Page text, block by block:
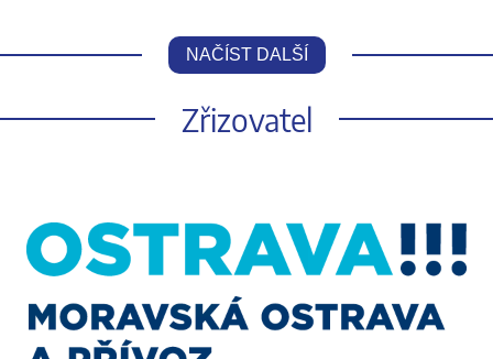
NAČÍST DALŠÍ
Zřizovatel